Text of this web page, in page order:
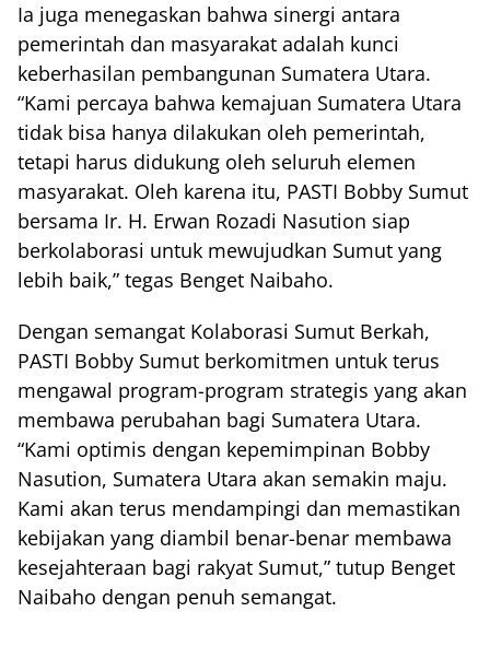
Ia juga menegaskan bahwa sinergi antara
pemerintah dan masyarakat adalah kunci
keberhasilan pembangunan Sumatera Utara.
“Kami percaya bahwa kemajuan Sumatera Utara
tidak bisa hanya dilakukan oleh pemerintah,
tetapi harus didukung oleh seluruh elemen
masyarakat. Oleh karena itu, PASTI Bobby Sumut
bersama Ir. H. Erwan Rozadi Nasution siap
berkolaborasi untuk mewujudkan Sumut yang
lebih baik,” tegas Benget Naibaho.
Dengan semangat Kolaborasi Sumut Berkah,
PASTI Bobby Sumut berkomitmen untuk terus
mengawal program-program strategis yang akan
membawa perubahan bagi Sumatera Utara.
“Kami optimis dengan kepemimpinan Bobby
Nasution, Sumatera Utara akan semakin maju.
Kami akan terus mendampingi dan memastikan
kebijakan yang diambil benar-benar membawa
kesejahteraan bagi rakyat Sumut,” tutup Benget
Naibaho dengan penuh semangat.